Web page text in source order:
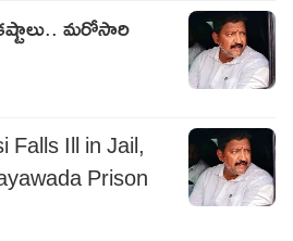
మరోసారి
Falls Ill in Jail,
Prison